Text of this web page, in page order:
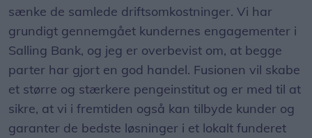
sænke de samlede driftsomkostninger. Vi har
grundigt gennemgået kundernes engagementer i
Salling Bank, og jeg er overbevist om, at begge
parter har gjort en god handel. Fusionen vil skabe
et større og stærkere pengeinstitut og er med til at
sikre, at vi i fremtiden også kan tilbyde kunder og
garanter de bedste løsninger i et lokalt funderet